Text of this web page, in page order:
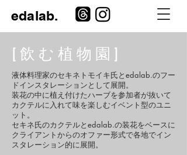
​edalab.
[ 飲 む 植 物 園 ]
液体料理家のセキネトモイキ氏とedalab.のフー
ドインスタレーションとして展開。
装花の中に植え付けたハーブを参加者が抜いて
カクテルに入れて味を楽しむイベント型のユニ
ット。
セキネ氏のカクテルとedalab.の装花をベースに
クライアントからのオファー形式で各地でイン
スタレーション的に展開。